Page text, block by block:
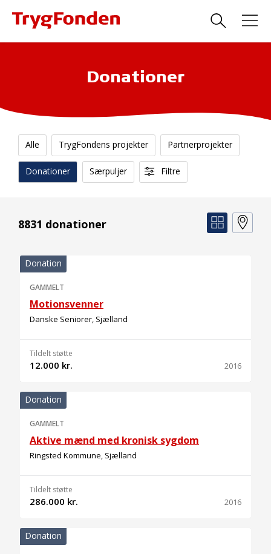
Donationer
Alle TrygFondens projekter Partnerprojekter
Donationer Særpuljer Filtre
8831 donationer
Donation
GAMMELT
Motionsvenner
Danske Seniorer, Sjælland
Tildelt støtte
12.000 kr. 2016
Donation
GAMMELT
Aktive mænd med kronisk sygdom
Ringsted Kommune, Sjælland
Tildelt støtte
286.000 kr. 2016
Donation